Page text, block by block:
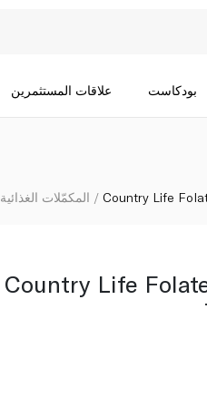
بودكاست علاقات المستثمرين
المكمّلات الغذائية Country Life
Country Life